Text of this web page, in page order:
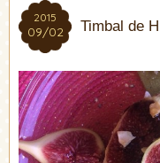
2015
09/02
2015
09/02 Timbal de